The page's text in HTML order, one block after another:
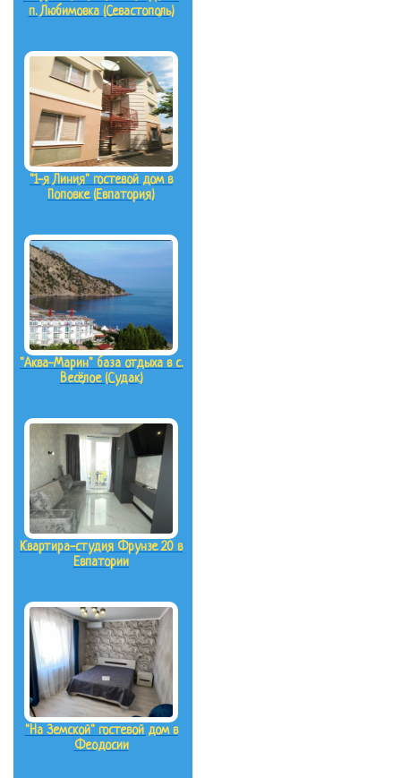
п. Любимовка (Севастополь)
"1-я Линия" гостевой дом в
Поповке (Евпатория)
"Аква-Марин" база отдыха в с.
Весёлое (Судак)
Квартира-студия Фрунзе 20 в
Евпатории
"На Земской" гостевой дом в
Феодосии